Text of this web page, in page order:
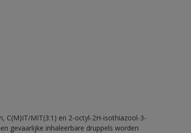
C(M)IT/MIT(3:1) en 2-octyl-2H-isothiazool-3-
gevaarlijke inhaleerbare druppels worden